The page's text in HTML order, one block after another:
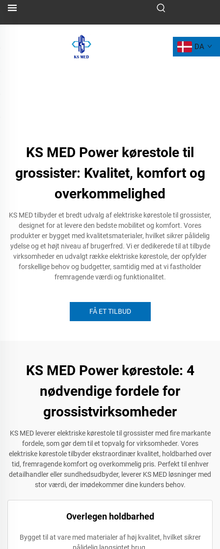
DA
KS MED Power kørestole til
grossister: Kvalitet, komfort og
overkommelighed
KS MED tilbyder et bredt udvalg af elektriske kørestole til grossister,
designet for at levere den bedste mobilitet og komfort. Vores
produkter er bygget med kvalitetsmaterialer, hvilket sikrer pålidelig
ydelse og et højt niveau af brugerfred. Vi er dedikerede til at tilbyde
virksomheder en udvalgt række elektriske kørestole, der opfylder
forskellige behov og budgetter, samtidig med at vi fastholder
fremragende værdi og funktionalitet.
FÅ ET TILBUD
KS MED Power kørestole: 4
nødvendige fordele for
grossistvirksomheder
KS MED leverer elektriske kørestole til grossister med fire markante
fordele, som gør dem til et topvalg for virksomheder. Vores
elektriske kørestole tilbyder ekstraordinær kvalitet, holdbarhed over
tid, fremragende komfort og overkommelig pris. Perfekt til enhver
detailhandler eller sundhedsudbyder, leverer KS MED løsninger med
stor værdi, der imødekommer dine kunders behov.
Overlegen holdbarhed
Bygget til at vare med materialer af høj kvalitet, hvilket sikrer